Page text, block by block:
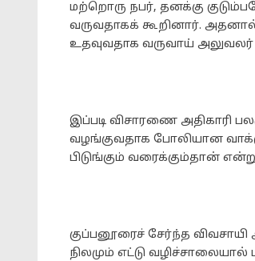
மற்றொரு நபர், தனக்கு
வருவதாகக் கூறினார்.
உதவுவதாக வருவாய் அலுவலர்
இப்படி விசாரணை அதிகாரி
வழங்குவதாக போலியான
பிடுங்கும் வரைக்கும்தான்
குப்பனூரைச் சேர்ந்த
நிலமும் எட்டு வழிச்சாலையால்